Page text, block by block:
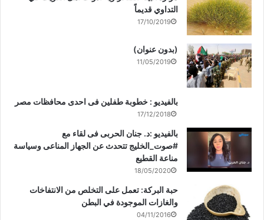
التداوي قديماً
17/10/2019
(بدون عنوان)
11/05/2019
بالفيديو : خطوبة طفلين فى احدى محافظات مصر
17/12/2018
بالفيديو :د. جنان الحربى فى لقاء مع
#صوت_الخليج تتحدث عن الجهاز المناعى وسياسة
مناعة القطيع
18/05/2020
حبة البركة: تعمل على التخلص من الانتفاخات
والغازات الموجودة في البطن
04/11/2016